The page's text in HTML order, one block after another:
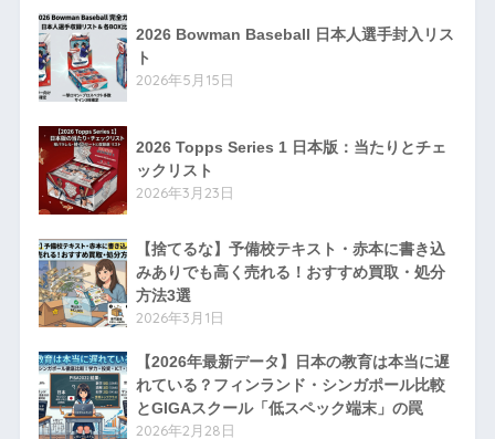
2026 Bowman Baseball 日本人選手封入リス
ト
2026年5月15日
2026 Topps Series 1 日本版：当たりとチェ
ックリスト
2026年3月23日
【捨てるな】予備校テキスト・赤本に書き込
みありでも高く売れる！おすすめ買取・処分
方法3選
2026年3月1日
【2026年最新データ】日本の教育は本当に遅
れている？フィンランド・シンガポール比較
とGIGAスクール「低スペック端末」の罠
2026年2月28日